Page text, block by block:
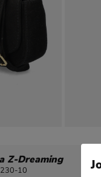
Z-Dreaming
10